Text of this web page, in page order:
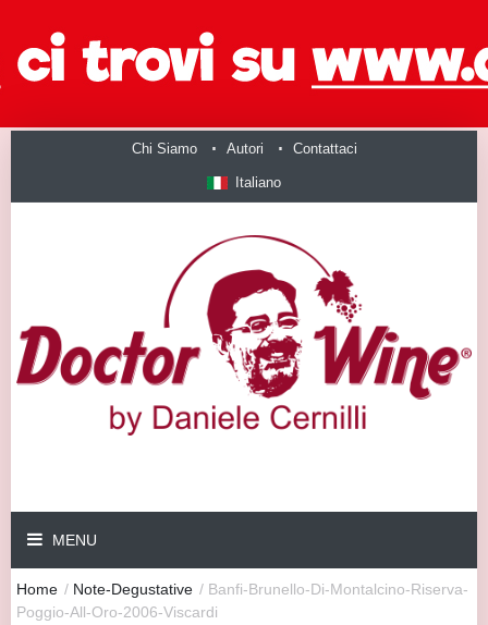
Chi Siamo Autori Contattaci
Italiano
MENU
Home / Note-Degustative / Banfi-Brunello-Di-Montalcino-Riserva-
Poggio-All-Oro-2006-Viscardi